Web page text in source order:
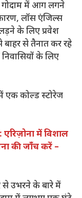
गोदाम में आग लगने
लॉस एंजिल्स
के लिए प्रवेश
बाहर से तैनात कर रहे
के लिए
एक कोल्ड स्टोरेज
में विशाल
की जाँच करें –
उभरने के बारे में